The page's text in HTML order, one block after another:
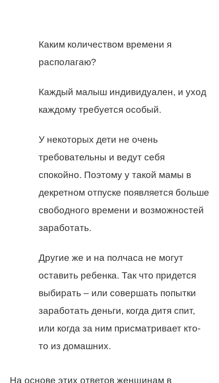
Каким количеством времени я
располагаю?
Каждый малыш индивидуален, и уход
каждому требуется особый.
У некоторых дети не очень
требовательны и ведут себя
спокойно. Поэтому у такой мамы в
декретном отпуске появляется больше
свободного времени и возможностей
заработать.
Другие же и на полчаса не могут
оставить ребенка. Так что придется
выбирать – или совершать попытки
заработать деньги, когда дитя спит,
или когда за ним присматривает кто-
то из домашних.
На основе этих ответов женщинам в